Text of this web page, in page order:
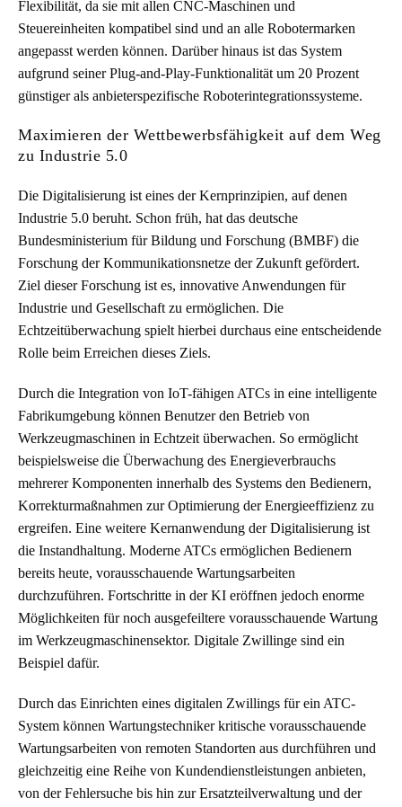
Flexibilität, da sie mit allen CNC-Maschinen und
Steuereinheiten kompatibel sind und an alle Robotermarken
angepasst werden können. Darüber hinaus ist das System
aufgrund seiner Plug-and-Play-Funktionalität um 20 Prozent
günstiger als anbieterspezifische Roboterintegrationssysteme.
Maximieren der Wettbewerbsfähigkeit auf dem Weg
zu Industrie 5.0
Die Digitalisierung ist eines der Kernprinzipien, auf denen
Industrie 5.0 beruht. Schon früh, hat das deutsche
Bundesministerium für Bildung und Forschung (BMBF) die
Forschung der Kommunikationsnetze der Zukunft gefördert.
Ziel dieser Forschung ist es, innovative Anwendungen für
Industrie und Gesellschaft zu ermöglichen. Die
Echtzeitüberwachung spielt hierbei durchaus eine entscheidende
Rolle beim Erreichen dieses Ziels.
Durch die Integration von IoT-fähigen ATCs in eine intelligente
Fabrikumgebung können Benutzer den Betrieb von
Werkzeugmaschinen in Echtzeit überwachen. So ermöglicht
beispielsweise die Überwachung des Energieverbrauchs
mehrerer Komponenten innerhalb des Systems den Bedienern,
Korrekturmaßnahmen zur Optimierung der Energieeffizienz zu
ergreifen. Eine weitere Kernanwendung der Digitalisierung ist
die Instandhaltung. Moderne ATCs ermöglichen Bedienern
bereits heute, vorausschauende Wartungsarbeiten
durchzuführen. Fortschritte in der KI eröffnen jedoch enorme
Möglichkeiten für noch ausgefeiltere vorausschauende Wartung
im Werkzeugmaschinensektor. Digitale Zwillinge sind ein
Beispiel dafür.
Durch das Einrichten eines digitalen Zwillings für ein ATC-
System können Wartungstechniker kritische vorausschauende
Wartungsarbeiten von remoten Standorten aus durchführen und
gleichzeitig eine Reihe von Kundendienstleistungen anbieten,
von der Fehlersuche bis hin zur Ersatzteilverwaltung und der